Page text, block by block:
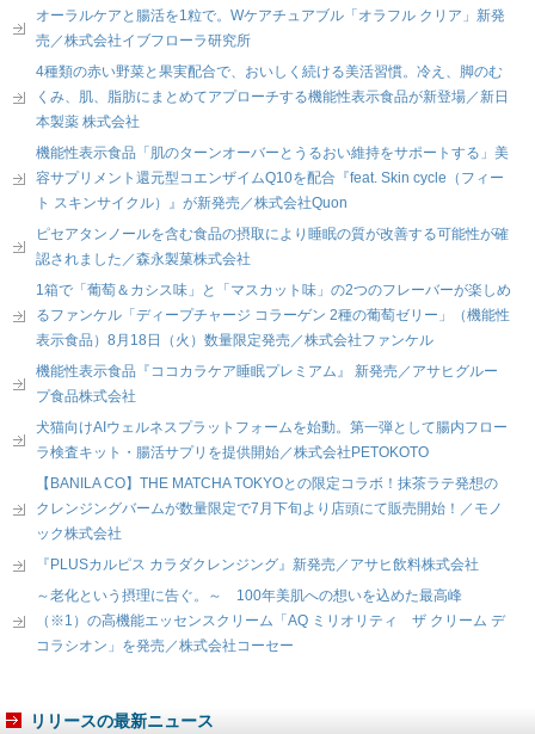
オーラルケアと腸活を1粒で。Wケアチュアブル「オラフル クリア」新発
売／株式会社イブフローラ研究所
4種類の赤い野菜と果実配合で、おいしく続ける美活習慣。冷え、脚のむ
くみ、肌、脂肪にまとめてアプローチする機能性表示食品が新登場／新日
本製薬 株式会社
機能性表示食品「肌のターンオーバーとうるおい維持をサポートする」美
容サプリメント還元型コエンザイムQ10を配合『feat. Skin cycle（フィー
ト スキンサイクル）』が新発売／株式会社Quon
ピセアタンノールを含む食品の摂取により睡眠の質が改善する可能性が確
認されました／森永製菓株式会社
1箱で「葡萄＆カシス味」と「マスカット味」の2つのフレーバーが楽しめ
るファンケル「ディープチャージ コラーゲン 2種の葡萄ゼリー」（機能性
表示食品）8月18日（火）数量限定発売／株式会社ファンケル
機能性表示食品『ココカラケア睡眠プレミアム』 新発売／アサヒグルー
プ食品株式会社
犬猫向けAIウェルネスプラットフォームを始動。第一弾として腸内フロー
ラ検査キット・腸活サプリを提供開始／株式会社PETOKOTO
【BANILA CO】THE MATCHA TOKYOとの限定コラボ！抹茶ラテ発想の
クレンジングバームが数量限定で7月下旬より店頭にて販売開始！／モノ
ック株式会社
『PLUSカルピス カラダクレンジング』新発売／アサヒ飲料株式会社
～老化という摂理に告ぐ。～ 100年美肌への想いを込めた最高峰
（※1）の高機能エッセンスクリーム「AQ ミリオリティ ザ クリーム デ
コラシオン」を発売／株式会社コーセー
リリースの最新ニュース